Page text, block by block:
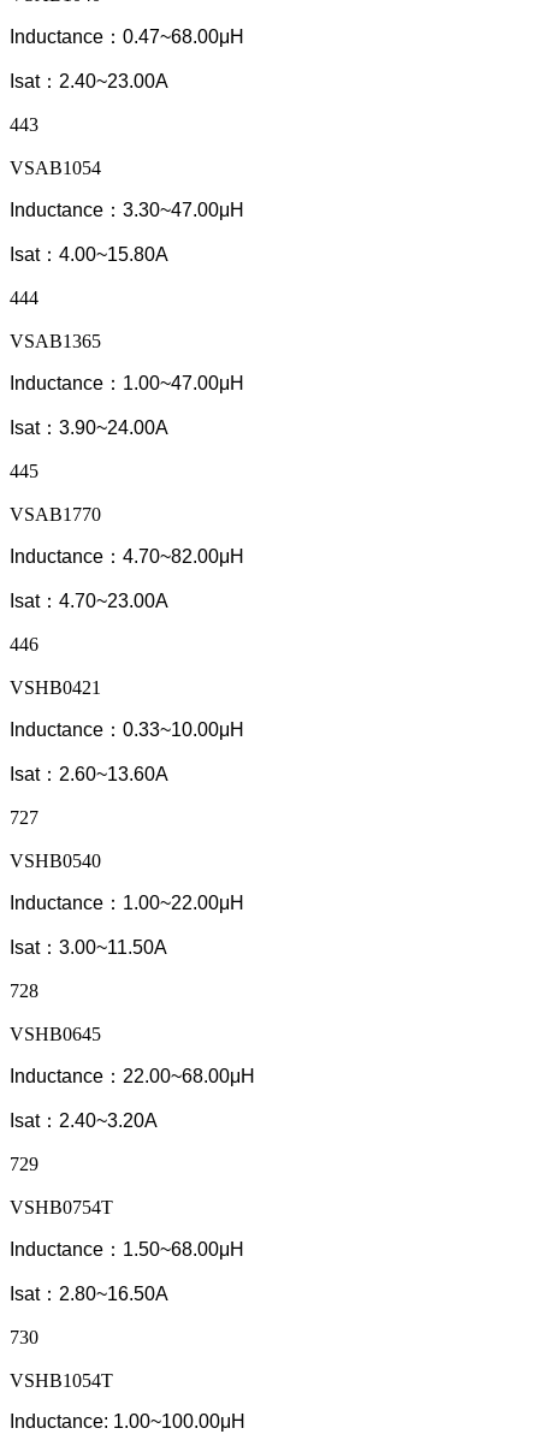
Inductance：0.47~68.00μH
Isat：2.40~23.00A
443
VSAB1054
Inductance：3.30~47.00μH
Isat：4.00~15.80A
444
VSAB1365
Inductance：1.00~47.00μH
Isat：3.90~24.00A
445
VSAB1770
Inductance：4.70~82.00μH
Isat：4.70~23.00A
446
VSHB0421
Inductance：0.33~10.00μH
Isat：2.60~13.60A
727
VSHB0540
Inductance：1.00~22.00μH
Isat：3.00~11.50A
728
VSHB0645
Inductance：22.00~68.00μH
Isat：2.40~3.20A
729
VSHB0754T
Inductance：1.50~68.00μH
Isat：2.80~16.50A
730
VSHB1054T
Inductance: 1.00~100.00μH